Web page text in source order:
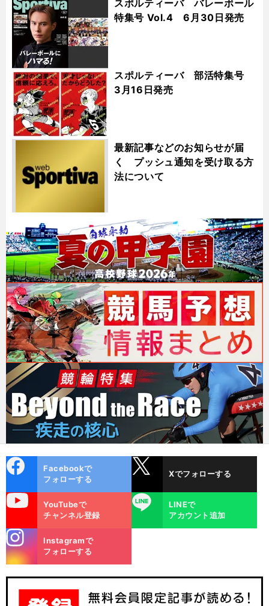
スポルティーバ バレーボール
特集号 Vol.4 6月30日発売
スポルティーバ 部活特集号
3月16日発売
最新記事などのお知らせが届
く プッシュ通知を受け取る方
法について
ok
Facebookで
フォローする
Xでフォローする
YouTubeで
チャンネル登録
LINE
LINEで
アカウント追加
m
Instagramで
フォローする